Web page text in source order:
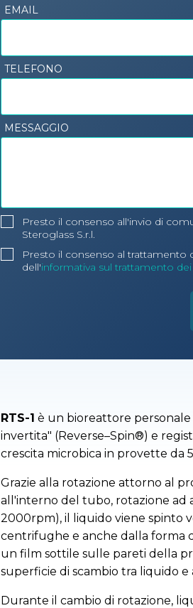
EMAIL
TELEFONO
MESSAGGIO
Presto il consenso all'invio di
Steroglass S.r.l.
Presto il consenso al trattamento
dell'informativa sul trattamento
RTS-1 è un bioreattore
invertita" (Reverse–Spin®) e
crescita microbica in provette da
Grazie alla rotazione attorno al
all'interno del tubo, rotazione ad
2000rpm), il liquido viene spinto
centrifughe e anche dalla forma
un film sottile sulle pareti della
superficie di scambio tra liquido e
Durante il cambio di rotazione,